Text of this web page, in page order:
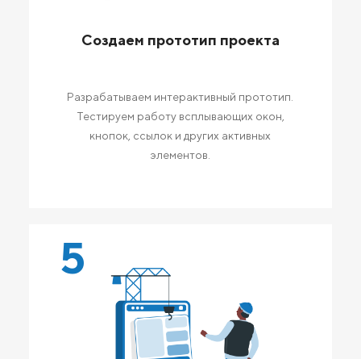
Создаем прототип проекта
Разрабатываем интерактивный прототип.
Тестируем работу всплывающих окон,
кнопок, ссылок и других активных
элементов.
5